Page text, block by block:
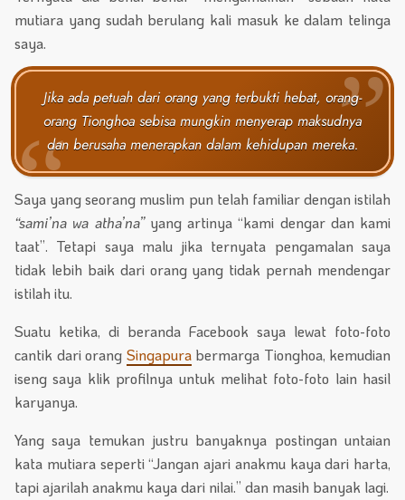
mutiara yang sudah berulang kali masuk ke dalam telinga
saya.
Jika ada petuah dari orang yang terbukti hebat, orang-
orang Tionghoa sebisa mungkin menyerap maksudnya
dan berusaha menerapkan dalam kehidupan mereka.
Saya yang seorang muslim pun telah familiar dengan istilah
“sami’na wa atha’na” yang artinya “kami dengar dan kami
taat”. Tetapi saya malu jika ternyata pengamalan saya
tidak lebih baik dari orang yang tidak pernah mendengar
istilah itu.
Suatu ketika, di beranda Facebook saya lewat foto-foto
cantik dari orang Singapurabermarga Tionghoa, kemudian
iseng saya klik profilnya untuk melihat foto-foto lain hasil
karyanya.
Yang saya temukan justru banyaknya postingan untaian
kata mutiara seperti “Jangan ajari anakmu kaya dari harta,
tapi ajarilah anakmu kaya dari nilai.” dan masih banyak lagi.